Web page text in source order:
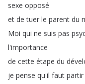
sexe opposé
et de tuer le parent du
Moi qui ne suis pas
l'importance
de cette étape du
je pense qu'il faut partir